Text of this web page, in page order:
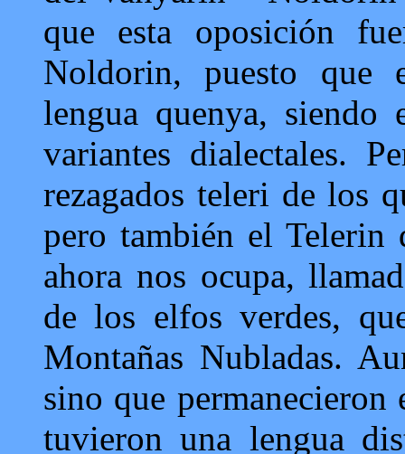
que esta oposición
Noldorin, puesto que
lengua quenya,
variantes dialectales.
rezagados teleri de los
pero también el
ahora nos ocupa,
de los elfos verdes,
Montañas Nubladas.
sino que permanecieron
tuvieron una lengua